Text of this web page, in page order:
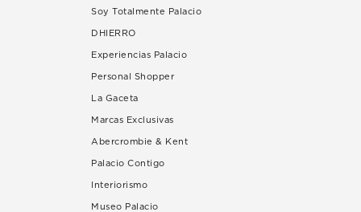
Soy Totalmente Palacio
DHIERRO
Experiencias Palacio
Personal Shopper
La Gaceta
Marcas Exclusivas
Abercrombie & Kent
Palacio Contigo
Interiorismo
Museo Palacio